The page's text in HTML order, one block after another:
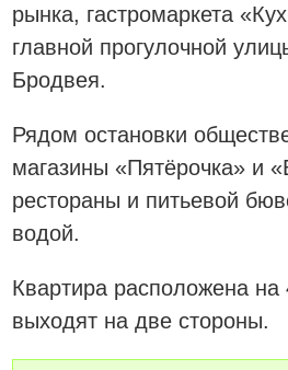
рынка, гастромаркета
главной прогулочной
Бродвея.
Рядом остановки
магазины «Пятёрочка» и
рестораны и питьевой
водой.
Квартира расположена на
выходят на две стороны.